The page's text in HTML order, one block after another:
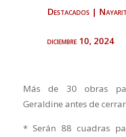
Destacados | Nayarit
diciembre 10, 2024
Más de 30 obras
Geraldine antes de
* Serán 88 cuadras